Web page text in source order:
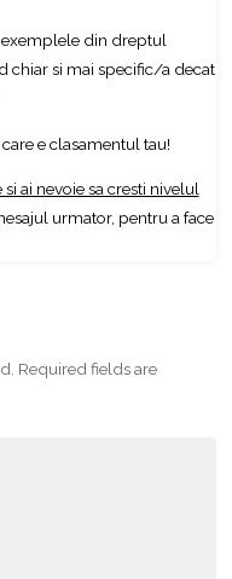
exemplele din dreptul
chiar si mai specific/a decat
e clasamentul tau!
ai nevoie sa cresti nivelul
urmator, pentru a face
Required fields are